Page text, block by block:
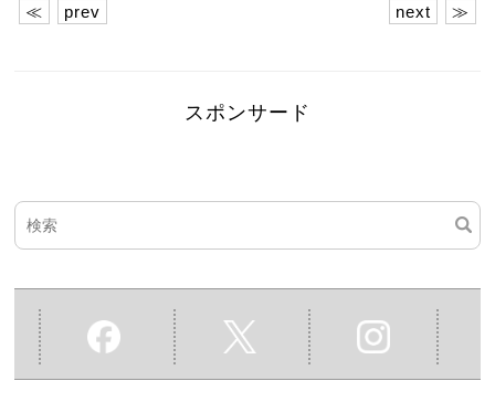
≪ prev next ≫
スポンサード